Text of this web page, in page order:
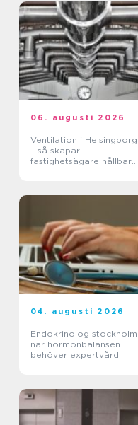
06. augusti 2026
Ventilation i Helsingborg
– så skapar
fastighetsägare hållbara
04. augusti 2026
Endokrinolog stockholm
när hormonbalansen
behöver expertvård